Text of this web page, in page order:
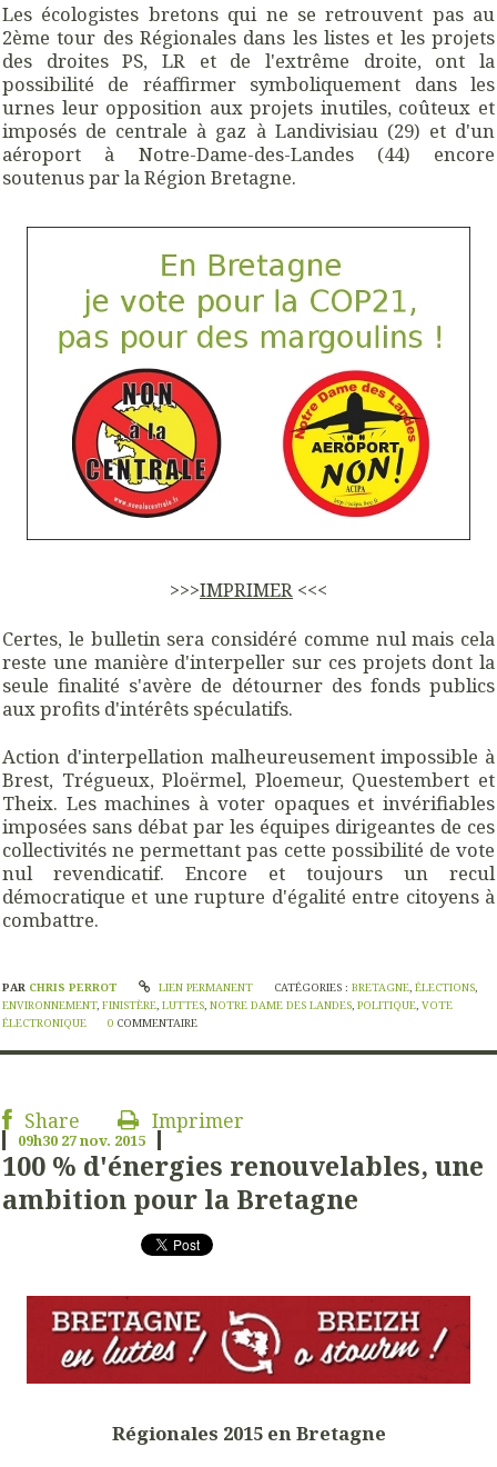
Les écologistes bretons qui ne se retrouvent pas au
2ème tour des Régionales dans les listes et les projets
des droites PS, LR et de l'extrême droite, ont la
possibilité de réaffirmer symboliquement dans les
urnes leur opposition aux projets inutiles, coûteux et
imposés de centrale à gaz à Landivisiau (29) et d'un
aéroport à Notre-Dame-des-Landes (44) encore
soutenus par la Région Bretagne.
>>>IMPRIMER <<<
Certes, le bulletin sera considéré comme nul mais cela
reste une manière d'interpeller sur ces projets dont la
seule finalité s'avère de détourner des fonds publics
aux profits d'intérêts spéculatifs.
Action d'interpellation malheureusement impossible à
Brest, Trégueux, Ploërmel, Ploemeur, Questembert et
Theix. Les machines à voter opaques et invérifiables
imposées sans débat par les équipes dirigeantes de ces
collectivités ne permettant pas cette possibilité de vote
nul revendicatif. Encore et toujours un recul
démocratique et une rupture d'égalité entre citoyens à
combattre.
PAR CHRIS PERROT LIEN PERMANENT CATÉGORIES :BRETAGNE,ÉLECTIONS,
ENVIRONNEMENT, FINISTÈRE, LUTTES, NOTRE DAME DES LANDES, POLITIQUE, VOTE
ÉLECTRONIQUE
0 COMMENTAIRE
Share Imprimer
09h30 27nov. 2015
100 % d'énergies renouvelables, une
ambition pour la Bretagne
Régionales 2015 en Bretagne